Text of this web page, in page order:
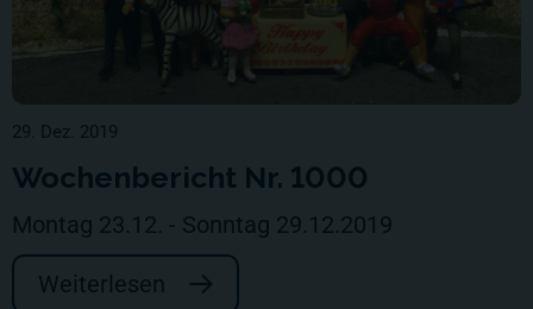
29. Dez. 2019
Wochenbericht Nr. 1000
Montag 23.12. - Sonntag 29.12.2019
Weiterlesen